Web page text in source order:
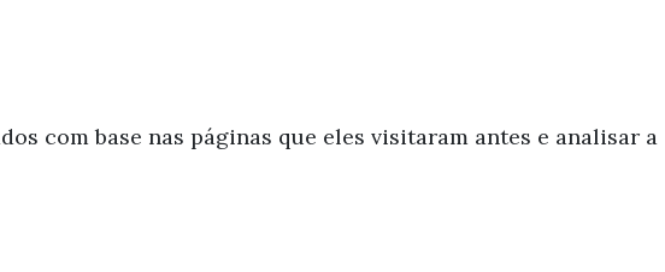
com base nas páginas que eles visitaram antes e analisar a